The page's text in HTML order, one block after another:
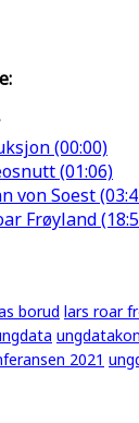
(00:00)
(01:06)
von Soest
Frøyland
borud lars roar
2021